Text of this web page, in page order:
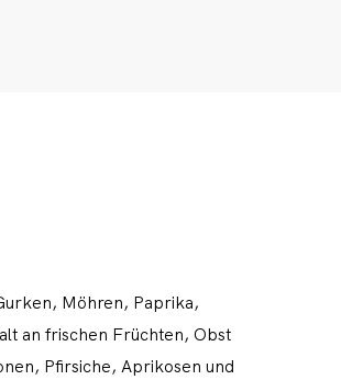
me
Möhren, Paprika,
an frischen Früchten, Obst
Pfirsiche, Aprikosen und